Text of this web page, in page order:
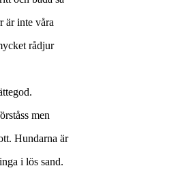
är inte våra
rådjur
men
Hundarna är
i lös sand.